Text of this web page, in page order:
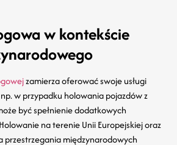
w kontekście
zamierza oferować swoje usługi
w przypadku holowania pojazdów z
być spełnienie dodatkowych
na terenie Unii Europejskiej oraz
przestrzegania międzynarodowych